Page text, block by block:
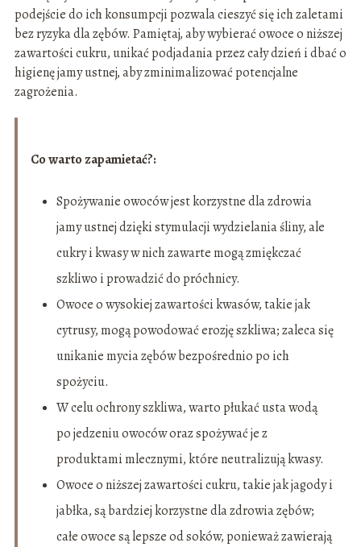
podejście do ich konsumpcji pozwala cieszyć się ich zaletami
bez ryzyka dla zębów. Pamiętaj, aby wybierać owoce o niższej
zawartości cukru, unikać podjadania przez cały dzień i dbać o
higienę jamy ustnej, aby zminimalizować potencjalne
zagrożenia.
Co warto zapamietać?:
Spożywanie owoców jest korzystne dla zdrowia
jamy ustnej dzięki stymulacji wydzielania śliny, ale
cukry i kwasy w nich zawarte mogą zmiękczać
szkliwo i prowadzić do próchnicy.
Owoce o wysokiej zawartości kwasów, takie jak
cytrusy, mogą powodować erozję szkliwa; zaleca się
unikanie mycia zębów bezpośrednio po ich
spożyciu.
W celu ochrony szkliwa, warto płukać usta wodą
po jedzeniu owoców oraz spożywać je z
produktami mlecznymi, które neutralizują kwasy.
Owoce o niższej zawartości cukru, takie jak jagody i
jabłka, są bardziej korzystne dla zdrowia zębów;
całe owoce są lepsze od soków, ponieważ zawierają